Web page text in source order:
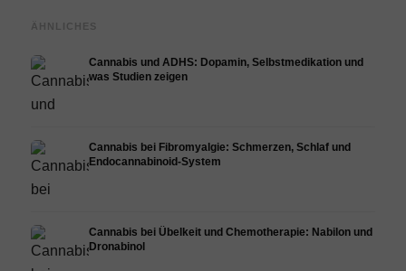
ÄHNLICHES
Cannabis und ADHS: Dopamin, Selbstmedikation und
was Studien zeigen
Cannabis bei Fibromyalgie: Schmerzen, Schlaf und
Endocannabinoid-System
Cannabis bei Übelkeit und Chemotherapie: Nabilon und
Dronabinol